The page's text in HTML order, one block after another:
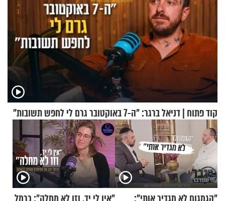
קוד פתוח | דניאל ברגר: "ה-7 באוקטובר גרם לי לחפש תשובות"